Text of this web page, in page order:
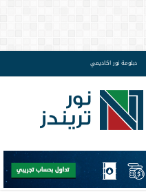
دبلومة نور اكاديمي